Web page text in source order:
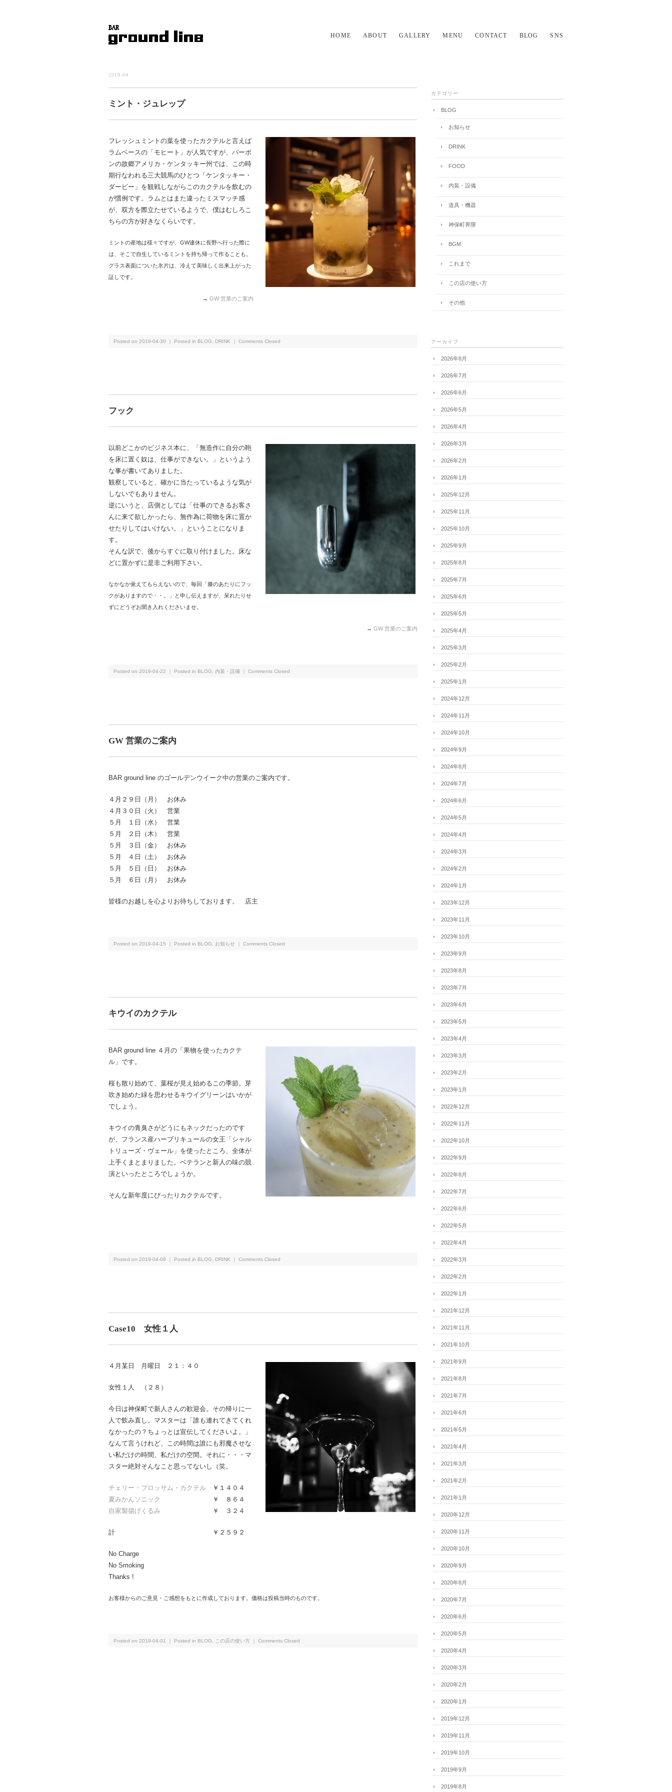
HOME ABOUT GALLERY MENU CONTACT BLOG SNS
2019-04
ミント・ジュレップ
フレッシュミントの葉を使ったカクテルと言えば
ラムベースの「モヒート」が人気ですが、バーボ
ンの故郷アメリカ・ケンタッキー州では、この時
期行なわれる三大競馬のひとつ「ケンタッキー・
ダービー」を観戦しながらこのカクテルを飲むの
が慣例です。ラムとはまた違ったミスマッチ感
が、双方を際立たせているようで、僕はむしろこ
ちらの方が好きなくらいです。
ミントの産地は様々ですが、GW連休に長野へ行った際に
は、そこで自生しているミントを持ち帰って作ることも。
グラス表面についた氷片は、冷えて美味しく出来上がった
証しです。
→ GW 営業のご案内
Posted on 2019-04-30 ｜ Posted in BLOG DRINK Comments Closed
フック
以前どこかのビジネス本に、「無造作に自分の鞄
を床に置く奴は、仕事ができない。」というよう
な事が書いてありました。
観察していると、確かに当たっているような気が
しないでもありません。
逆にいうと、店側としては「仕事のできるお客さ
んに来て欲しかったら、無作為に荷物を床に置か
せたりしてはいけない。」ということになりま
す。
そんな訳で、後からすぐに取り付けました。床な
どに置かずに是非ご利用下さい。
なかなか覚えてもらえないので、毎回「膝のあたりにフッ
クがありますので・・。」と申し伝えますが、呆れたりせ
ずにどうぞお聞き入れくださいませ。
→ GW 営業のご案内
Posted on 2019-04-22 ｜ Posted in BLOG 内装・設備 Comments Closed
GW 営業のご案内
BAR ground line のゴールデンウイーク中の営業のご案内です。
４月２９日（月） お休み
４月３０日（火） 営業
５月 １日（水） 営業
５月 ２日（木） 営業
５月 ３日（金） お休み
５月 ４日（土） お休み
５月 ５日（日） お休み
５月 ６日（月） お休み
皆様のお越しを心よりお待ちしております。 店主
Posted on 2019-04-15 ｜ Posted in BLOG お知らせ Comments Closed
キウイのカクテル
BAR ground line ４月の「果物を使ったカクテ
ル」です。
桜も散り始めて、葉桜が見え始めるこの季節。芽
吹き始めた緑を思わせるキウイグリーンはいかが
でしょう。
キウイの青臭さがどうにもネックだったのです
が、フランス産ハーブリキュールの女王「シャル
トリューズ・ヴェール」を使ったところ、全体が
上手くまとまりました。ベテランと新人の味の競
演といったところでしょうか。
そんな新年度にぴったりカクテルです。
Posted on 2019-04-08 ｜ Posted in BLOG DRINK Comments Closed
Case10 女性１人
４月某日 月曜日 ２１：４０
女性１人 （２８）
今日は神保町で新人さんの歓迎会。その帰りに一
人で飲み直し。マスターは「誰も連れてきてくれ
なかったの？ちょっとは宣伝してくださいよ。」
なんて言うけれど、この時間は誰にも邪魔させな
い私だけの時間、私だけの空間。それに・・・マ
スター絶対そんなこと思ってないし（笑。
チェリー・ブロッサム・カクテル ￥１４０４
夏みかんソニック
￥ ８６４
自家製揚げくるみ ￥ ３２４
計 ￥２５９２
No Charge
No Smoking
Thanks !
お客様からのご意見・ご感想をもとに作成しております。価格は投稿当時のものです。
Posted on 2019-04-01 ｜ Posted in BLOG この店の使い方 Comments Closed
カテゴリー
BLOG
お知らせ
DRINK
FOOD
内装・設備
道具・機器
神保町界隈
BGM
これまで
この店の使い方
その他
アーカイブ
2026年8月
2026年7月
2026年6月
2026年5月
2026年4月
2026年3月
2026年2月
2026年1月
2025年12月
2025年11月
2025年10月
2025年9月
2025年8月
2025年7月
2025年6月
2025年5月
2025年4月
2025年3月
2025年2月
2025年1月
2024年12月
2024年11月
2024年10月
2024年9月
2024年8月
2024年7月
2024年6月
2024年5月
2024年4月
2024年3月
2024年2月
2024年1月
2023年12月
2023年11月
2023年10月
2023年9月
2023年8月
2023年7月
2023年6月
2023年5月
2023年4月
2023年3月
2023年2月
2023年1月
2022年12月
2022年11月
2022年10月
2022年9月
2022年8月
2022年7月
2022年6月
2022年5月
2022年4月
2022年3月
2022年2月
2022年1月
2021年12月
2021年11月
2021年10月
2021年9月
2021年8月
2021年7月
2021年6月
2021年5月
2021年4月
2021年3月
2021年2月
2021年1月
2020年12月
2020年11月
2020年10月
2020年9月
2020年8月
2020年7月
2020年6月
2020年5月
2020年4月
2020年3月
2020年2月
2020年1月
2019年12月
2019年11月
2019年10月
2019年9月
2019年8月